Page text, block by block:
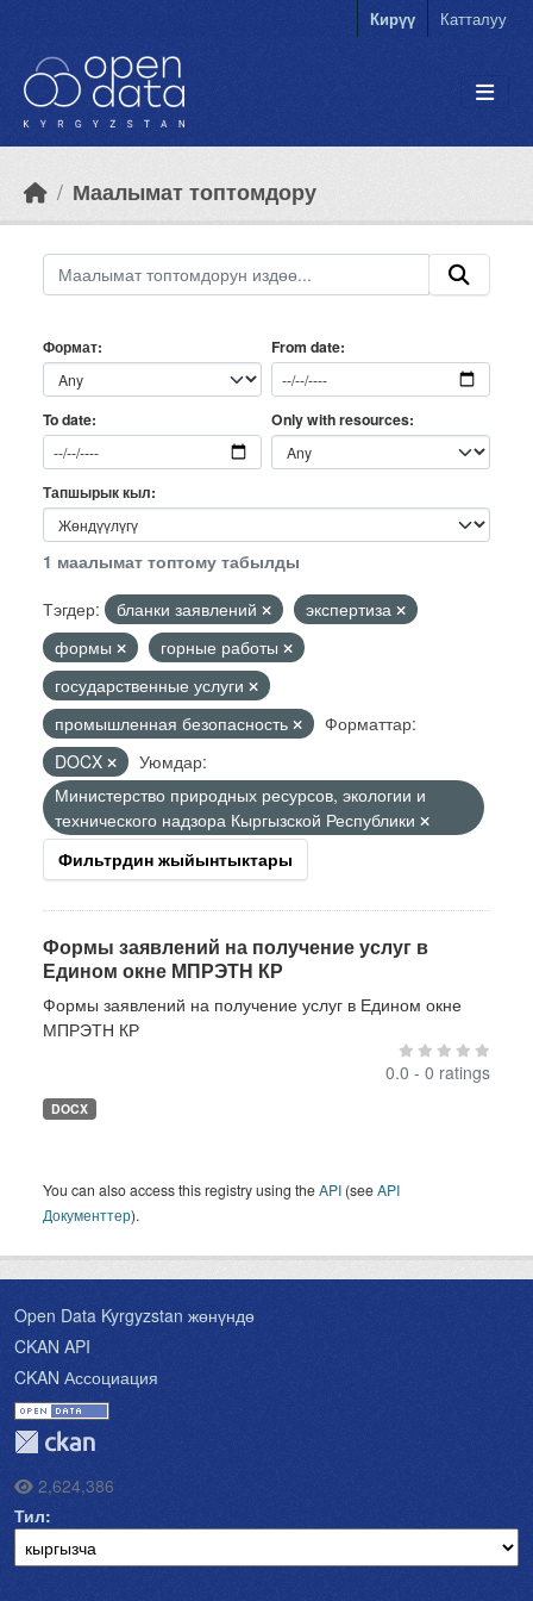
Кирүү Катталуу
Маалымат топтомдору
Формат From date
To date Only with resources
Тапшырык кыл
1 маалымат топтому табылды
Тэгдер:
бланки заявлений
экспертиза
формы
горные работы
государственные услуги
промышленная безопасность
Форматтар:
DOCX
Уюмдар:
Министерство природных ресурсов, экологии и
технического надзора Кыргызской Республики
Фильтрдин жыйынтыктары
Формы заявлений на получение услуг в
Едином окне МПРЭТН КР
Формы заявлений на получение услуг в Едином окне
МПРЭТН КР
0.0 - 0 ratings
DOCX
You can also access this registry using theAPI (seeAPI
Документтер).
Open Data Kyrgyzstan жөнүндө
CKAN API
CKAN Ассоциация
2,624,386
Тил